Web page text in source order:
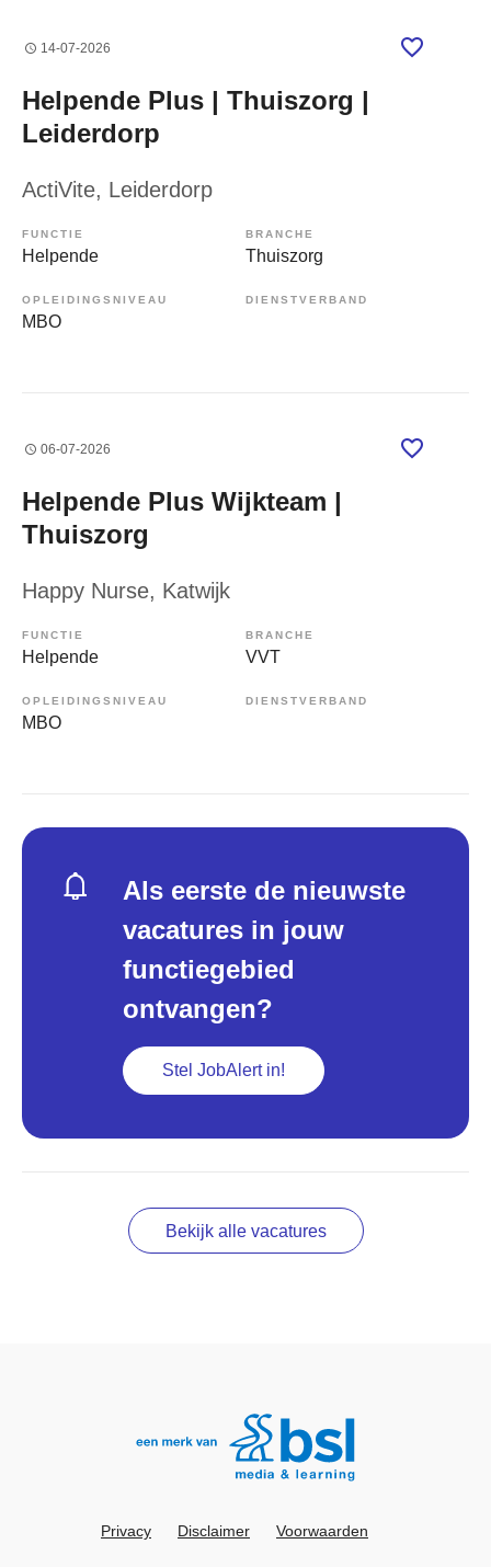
14-07-2026
Helpende Plus | Thuiszorg |
Leiderdorp
ActiVite, Leiderdorp
FUNCTIE
Helpende
BRANCHE
Thuiszorg
OPLEIDINGSNIVEAU
MBO
DIENSTVERBAND
06-07-2026
Helpende Plus Wijkteam |
Thuiszorg
Happy Nurse, Katwijk
FUNCTIE
Helpende
BRANCHE
VVT
OPLEIDINGSNIVEAU
MBO
DIENSTVERBAND
Als eerste de nieuwste
vacatures in jouw
functiegebied
ontvangen?
Stel JobAlert in!
Bekijk alle vacatures
Privacy Disclaimer Voorwaarden